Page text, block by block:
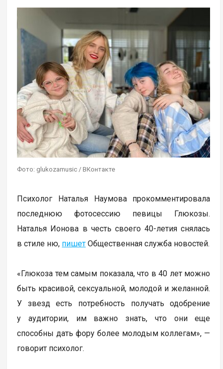
Фото: glukozamusic / ВКонтакте
Психолог Наталья Наумова прокомментировала
последнюю фотосессию певицы Глюкозы.
Наталья Ионова в честь своего 40-летия снялась
в стиле ню, пишет Общественная служба новостей.
«Глюкоза тем самым показала, что в 40 лет можно
быть красивой, сексуальной, молодой и желанной.
У звезд есть потребность получать одобрение
у аудитории, им важно знать, что они еще
способны дать фору более молодым коллегам», —
говорит психолог.